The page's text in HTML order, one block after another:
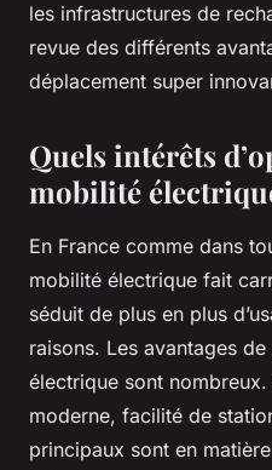
les infrastructures de
revue des différents
déplacement super
Quels intérêts
mobilité
En France comme dans
mobilité électrique fait
séduit de plus en plus
raisons. Les avantages
électrique sont nombreux.
moderne, facilité de
principaux sont en